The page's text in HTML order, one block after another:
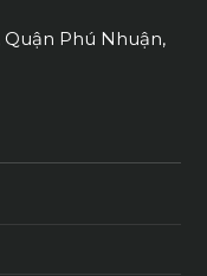
Quận Phú Nhuận,